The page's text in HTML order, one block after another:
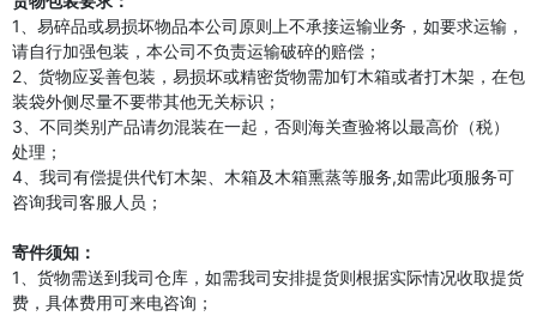
1、易碎品或易损坏物品本公司原则上不承接运输业务，如要求运输，
请自行加强包装，本公司不负责运输破碎的赔偿；
2、货物应妥善包装，易损坏或精密货物需加钉木箱或者打木架，在包
装袋外侧尽量不要带其他无关标识；
3、不同类别产品请勿混装在一起，否则海关查验将以最高价（税）
处理；
4、我司有偿提供代钉木架、木箱及木箱熏蒸等服务,如需此项服务可
咨询我司客服人员；
寄件须知：
1、货物需送到我司仓库，如需我司安排提货则根据实际情况收取提货
费，具体费用可来电咨询；